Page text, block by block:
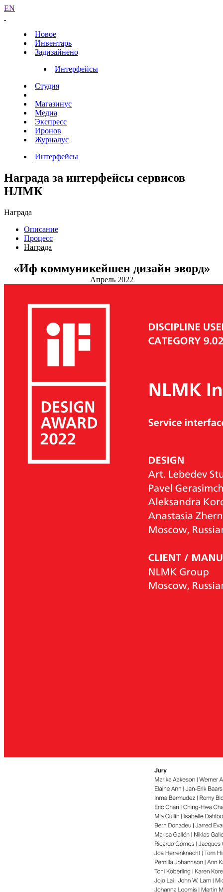
EN
Новое
Инвентарь
Задизайнено
Интерфейсы
Студия
Магазинус
Медиа
Экспресс
Иронов
Журналус
Интерфейсы
Награда за интерфейсы сервисов
НЛМК
Награда
Описание
Процесс
Награда
«Иф коммуникейшен дизайн эворд»
Апрель 2022